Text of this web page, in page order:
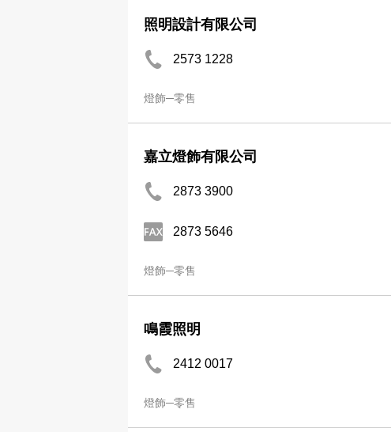
照明設計有限公司
2573 1228
燈飾─零售
嘉立燈飾有限公司
2873 3900
2873 5646
燈飾─零售
鳴霞照明
2412 0017
燈飾─零售